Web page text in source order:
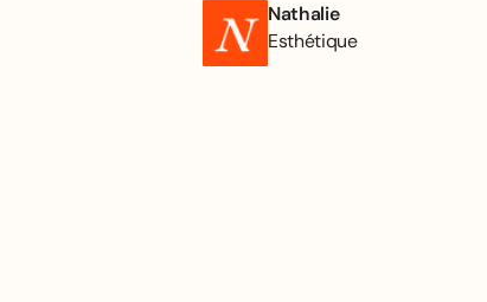
Nathalie
Esthétique